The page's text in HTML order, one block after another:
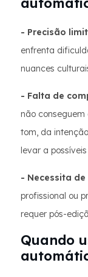
- Precisão
enfrenta
nuances
- Falta de
não
tom, da
levar a possíveis
- Necessita
profissional ou
requer pós-
Quando